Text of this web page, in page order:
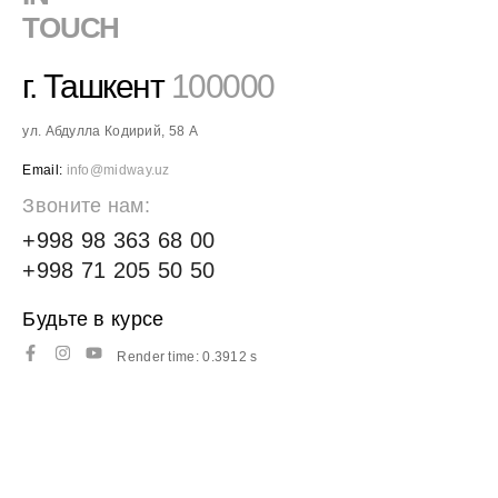
TOUCH
г. Ташкент100000
ул. Абдулла Кодирий, 58 А
Email: info@midway.uz
Звоните нам:
+998 98 363 68 00
+998 71 205 50 50
Будьте в курсе
Render time: 0.3912 s